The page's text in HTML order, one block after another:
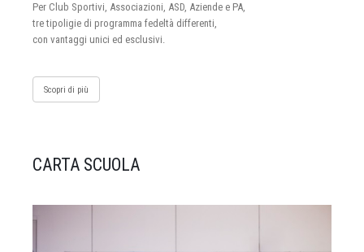
Per Club Sportivi, Associazioni, ASD, Aziende e PA,
tre tipoligie di programma fedeltà differenti,
con vantaggi unici ed esclusivi.
Scopri di più
CARTA SCUOLA